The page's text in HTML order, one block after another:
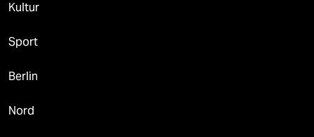
Kultur
Sport
Berlin
Nord